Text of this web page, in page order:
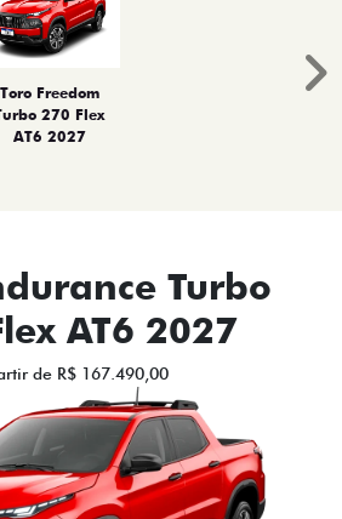
Toro Freedom
270 Flex
AT6 2027
Turbo
AT6 2027
de R$ 167.490,00